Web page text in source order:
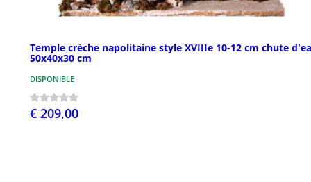
Temple crèche napolitaine style XVIIIe 10-12 cm chute
50x40x30 cm
DISPONIBLE
€ 209,00